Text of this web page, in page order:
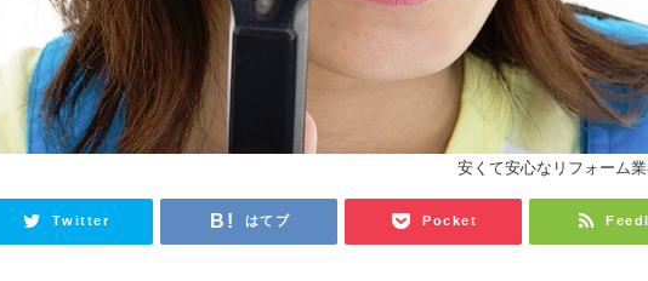
安くて安心なリフォーム
Twitter はてブ Pocket